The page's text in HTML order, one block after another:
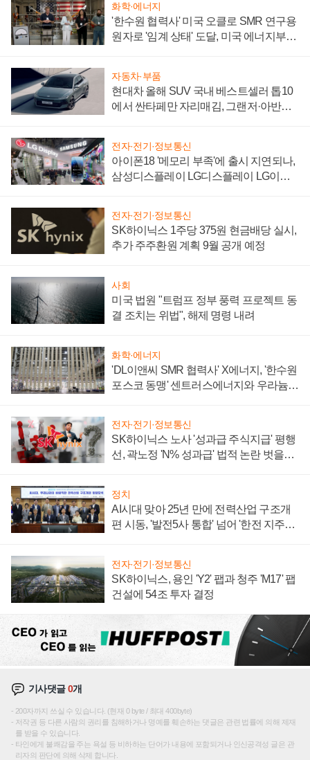
화학·에너지
'한수원 협력사' 미국 오클로 SMR 연구용
원자로 '임계 상태' 도달, 미국 에너지부
자동차·부품
현대차 올해 SUV 국내 베스트셀러 톱10
에서 싼타페만 자리매김, 그랜저·아반떼
전자·전기·정보통신
아이폰18 '메모리 부족'에 출시 지연되나,
삼성디스플레이 LG디스플레이 LG이노
전자·전기·정보통신
SK하이닉스 1주당 375원 현금배당 실시,
추가 주주환원 계획 9월 공개 예정
사회
미국 법원 "트럼프 정부 풍력 프로젝트 동
결 조치는 위법", 해제 명령 내려
화학·에너지
'DL이앤씨 SMR 협력사' X에너지, '한수원
포스코 동맹' 센트러스에너지와 우라늄
전자·전기·정보통신
SK하이닉스 노사 '성과급 주식지급' 평행
선, 곽노정 'N% 성과급' 법적 논란 벗을지
정치
AI시대 맞아 25년 만에 전력산업 구조개
편 시동, '발전5사 통합' 넘어 '한전 지주사'
전자·전기·정보통신
SK하이닉스, 용인 'Y2' 팹과 청주 'M17' 팹
건설에 54조 투자 결정
기사댓글0개
200자까지 쓰실 수 있습니다. (현재 0 byte / 최대 400byte)
저작권 등 다른 사람의 권리를 침해하거나 명예를 훼손하는 댓글은 관련 법률에 의해 제재
를 받을 수 있습니다.
타인에게 불쾌감을 주는 욕설 등 비하하는 단어가 내용에 포함되거나 인신공격성 글은 관
리자의 판단에 의해 삭제 합니다.